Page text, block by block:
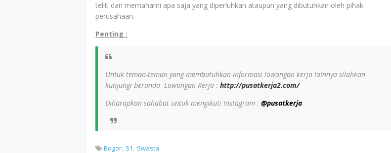
teliti dan memahami apa saja yang diperluhkan ataupun yang dibutuhkan oleh pihak
perusahaan.
Penting :
Untuk teman-teman yang membutuhkan informasi lowongan kerja lainnya silahkan
kunjungi beranda Lowongan Kerja : http://pusatkerja2.com/
Diharapkan sahabat untuk mengikuti Instagram : @pusatkerja
Bogor S1 Swasta